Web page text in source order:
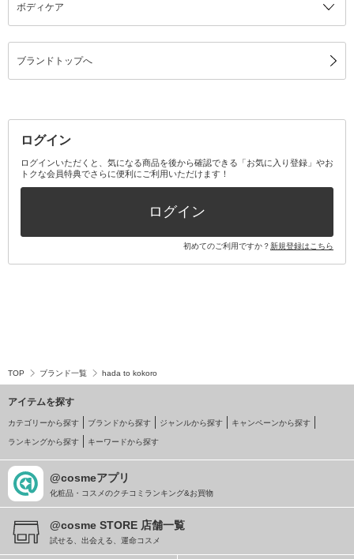
ボディケア
ブランドトップへ
ログイン
ログインいただくと、気になる商品を後から確認できる「お気に入り登録」やお
トクな会員特典でさらに便利にご利用いただけます！
ログイン
初めてのご利用ですか？新規登録はこちら
TOP ブランド一覧 hada to kokoro
アイテムを探す
カテゴリーから探す ブランドから探す ジャンルから探す キャンペーンから探す
ランキングから探す キーワードから探す
@cosmeアプリ
化粧品・コスメのクチコミランキング&お買物
@cosme STORE 店舗一覧
試せる、出会える、運命コスメ